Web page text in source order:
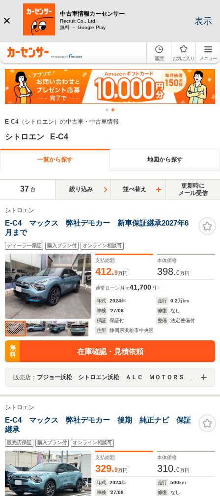
中古車情報カーセンサー
Recruit Co., Ltd.
無料 － Google Play
表示
履歴 お気に入り メニュー
E-C4（シトロエン）の中古車・中古車情報
シトロエン E-C4
一覧から探す 地図から探す
37 台 絞り込み 並べ替え
更新時に
メール受信
シトロエン
E-C4 マックス 弊社デモカー 新車保証継承2027年6
月まで
ディーラー保証 購入プラン付 オンライン相談可
支払総額
412.9万円
本体価格
398.0万円
通常ローン 月々41,700円
年式 2024年 走行 0.2万km
車検
'27/06 修復
なし
保証
保証付 整備
法定整備付
住所
静岡県浜松市中央区
無
料
在庫確認・見積依頼
販売店： プジョー浜松 シトロエン浜松 ＡＬＣ ＭＯＴＯＲＳ ＧＲＯＵＰ
シトロエン
E-C4 マックス 弊社デモカー 後期 純正ナビ 保証
継承
販売店保証 購入プラン付 オンライン相談可
支払総額
329.9万円
本体価格
310.0万円
年式 2024年 走行 500km
車検
'27/08 修復
なし